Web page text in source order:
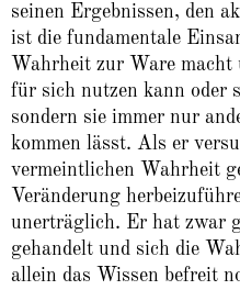
seinen Ergebnissen, den
ist die fundamentale
Wahrheit zur Ware
für sich nutzen kann oder
sondern sie immer nur
kommen lässt. Als er
vermeintlichen Wahrheit
Veränderung
unerträglich. Er hat zwar
gehandelt und sich die
allein das Wissen befreit